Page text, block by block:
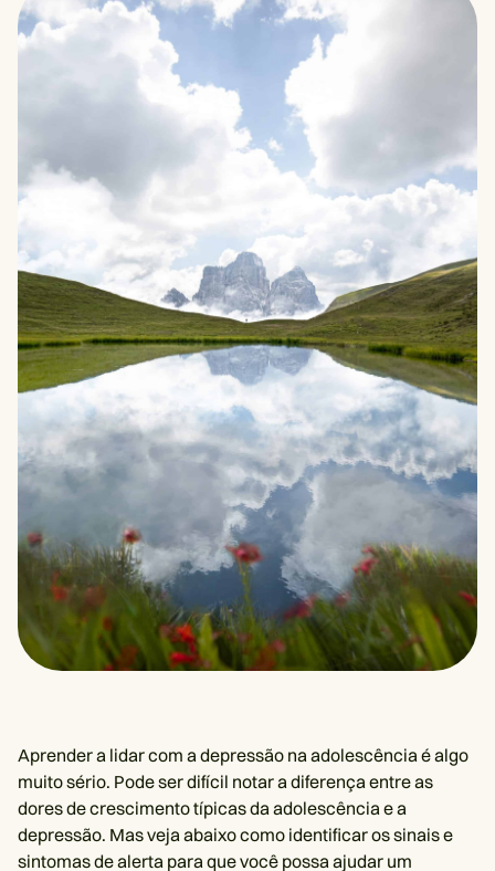
Aprender a lidar com a depressão na adolescência é algo
muito sério. Pode ser difícil notar a diferença entre as
dores de crescimento típicas da adolescência e a
depressão. Mas veja abaixo como identificar os sinais e
sintomas de alerta para que você possa ajudar um